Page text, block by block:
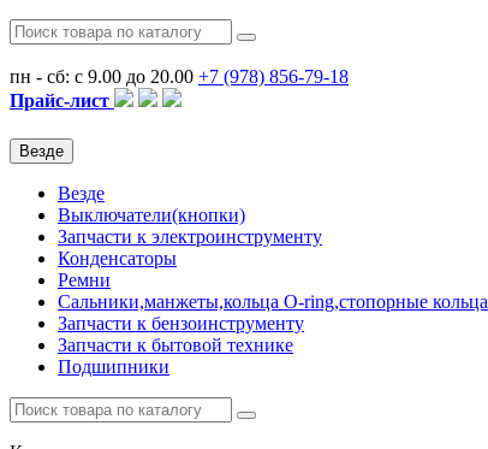
пн - сб: с 9.00 до 20.00 +7 (978) 856-79-18
Прайс-лист
Везде
Везде
Выключатели(кнопки)
Запчасти к электроинструменту
Конденсаторы
Ремни
Сальники,манжеты,кольца О-ring,стопорные кольца
Запчасти к бензоинструменту
Запчасти к бытовой технике
Подшипники